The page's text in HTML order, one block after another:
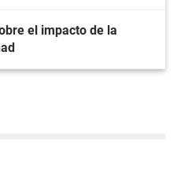
el impacto de la